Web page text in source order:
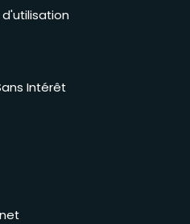
Intérêt